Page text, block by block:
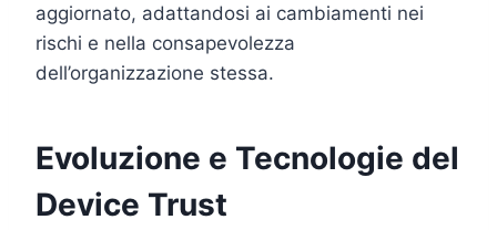
aggiornato, adattandosi ai cambiamenti nei
rischi e nella consapevolezza
dell’organizzazione stessa.
Evoluzione e Tecnologie del
Device Trust